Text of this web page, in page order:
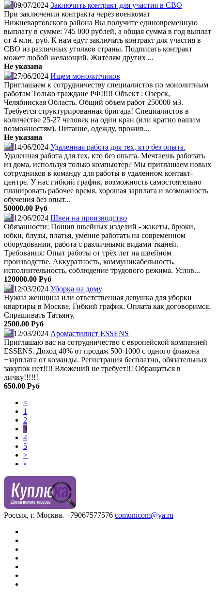
09/07/2024 Заключить контракт для участия в СВО
При заключении контракта через военкомат
Нижневартовского района Вы получите единовременную
выплату в сумме: 745 000 рублей, а общая сумма в год выплат
от 4 млн. руб. К нам едут заключать контракт для участия в
СВО из различных уголков страны. Подписать контракт
может любой желающий. Жителям других ...
Не указана
27/06/2024 Ищем монолитчиков
Приглашаем к сотрудничеству специалистов по монолитным
работам Только граждане РФ!!!!! Объект : Озерск,
Челябинская Область. Общий объем работ 250000 м3.
Требуется структурированная бригада! Специалистов в
количестве 25-27 человек на один кран (или кратно вашим
возможностям). Питание, одежду, прожив...
Не указана
14/06/2024 Удаленная работа для тех, кто без опыта.
Удаленная работа для тех, кто без опыта. Мечтаешь работать
из дома, используя только компьютер? Мы приглашаем новых
сотрудников в команду для работы в удаленном контакт-
центре. У нас гибкий график, возможность самостоятельно
планировать рабочее время, хорошая зарплата и возможность
обучения без опыт...
50000.00 Руб
12/06/2024 Швеи на производство
Обязанности: Пошив швейных изделий - жакеты, брюки,
юбки, блузы, платья, умение работать на современном
оборудовании, работа с различными видами тканей.
Требования: Опыт работы от трёх лет на швейном
производстве. Аккуратность, коммуникабельность,
исполнительность, соблюдение трудового режима. Услов...
120000.00 Руб
12/03/2024 Уборка на дому
Нужна женщина или ответственная девушка для уборки
квартиры в Москве. Гибкий график. Оплата как договоримся.
Спрашивать Татьяну.
2500.00 Руб
12/03/2024 Аромастилист ESSENS
Приглашаю вас на сотрудничество с европейской компанией
ESSENS. Доход 40% от продаж 500-1000 с одного флакона
+зарплата от команды. Регистрация бесплатно, обязательных
закупок нет!!!! Вложений не требует!!! Обращаться в
личку!!!!!!
650.00 Руб
<
1
2
3
4
5
>
»
Россия, г. Москва. +79067577576 comunicom@ya.ru